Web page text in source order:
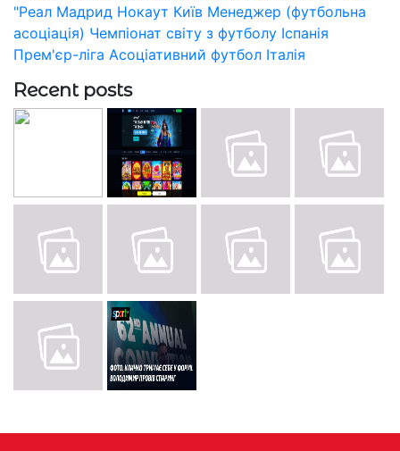
"Реал Мадрид Нокаут Київ Менеджер (футбольна
асоціація) Чемпіонат світу з футболу Іспанія
Прем'єр-ліга Асоціативний футбол Італія
Recent posts